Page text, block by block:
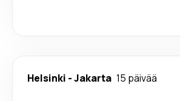
Helsinki -Jakarta 15 päivää